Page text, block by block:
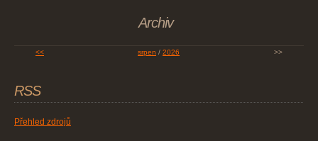
Archiv
<< srpen / 2026 >>
RSS
Přehled zdrojů